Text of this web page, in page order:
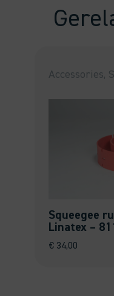
Accessories,
Squeegee
Linatex –
€ 34,00